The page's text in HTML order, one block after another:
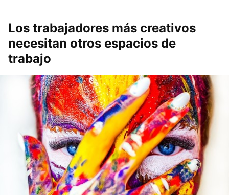
Los trabajadores más creativos
necesitan otros espacios de
trabajo